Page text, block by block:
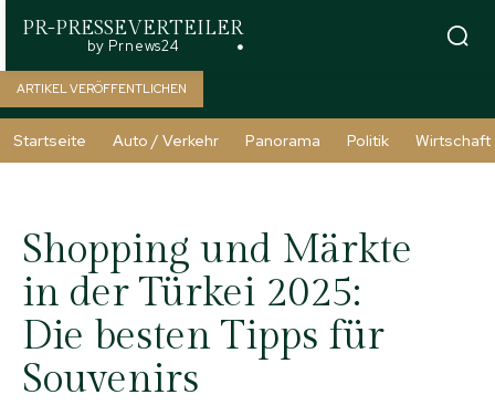
PR-PRESSEVERTEILER
by Prnews24
ARTIKEL VERÖFFENTLICHEN
Startseite Auto / Verkehr Panorama Politik Wirtschaft
Shopping und Märkte
in der Türkei 2025:
Die besten Tipps für
Souvenirs